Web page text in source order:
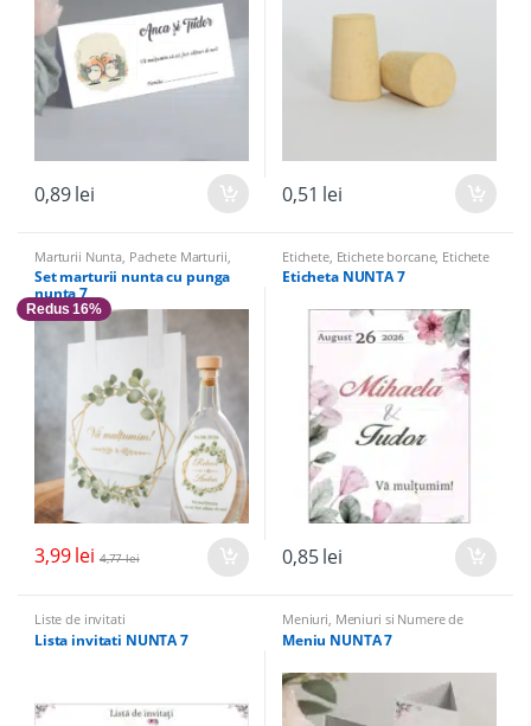
0,89lei 0,51 lei
Marturii Nunta Pachete Marturii
Sticle Marturii,Sticle marturii &
Accesorii
Set marturii nunta cu punga
nunta 7
Redus 16%
3,99lei 4,77lei
Etichete, Etichete borcane, Etichete
sticle
Eticheta NUNTA 7
0,85lei
Liste de invitati
Lista invitati NUNTA 7
Meniuri, Meniuri si Numere de
masa
Meniu NUNTA 7